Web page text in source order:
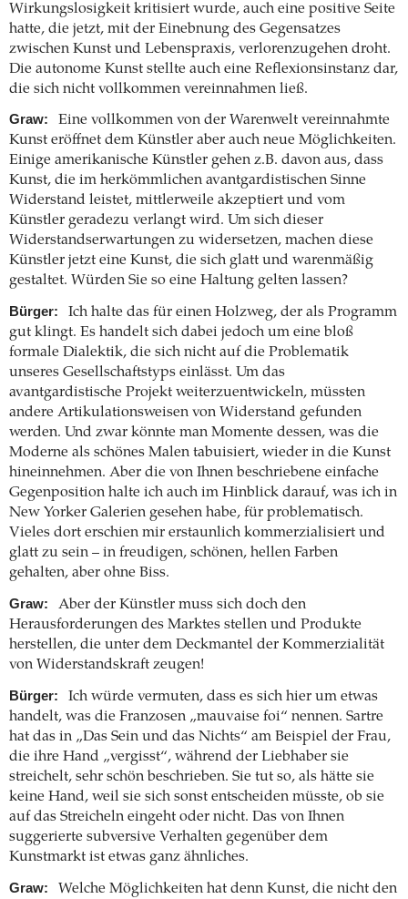
Wirkungslosigkeit kritisiert wurde, auch eine positive Seite
hatte, die jetzt, mit der Einebnung des Gegensatzes
zwischen Kunst und Lebenspraxis, verlorenzugehen droht.
Die autonome Kunst stellte auch eine Reflexionsinstanz dar,
die sich nicht vollkommen vereinnahmen ließ.
Graw:
Eine vollkommen von der Warenwelt vereinnahmte
Kunst eröffnet dem Künstler aber auch neue Möglichkeiten.
Einige amerikanische Künstler gehen z.B. davon aus, dass
Kunst, die im herkömmlichen avantgardistischen Sinne
Widerstand leistet, mittlerweile akzeptiert und vom
Künstler geradezu verlangt wird. Um sich dieser
Widerstandserwartungen zu widersetzen, machen diese
Künstler jetzt eine Kunst, die sich glatt und warenmäßig
gestaltet. Würden Sie so eine Haltung gelten lassen?
Bürger:
Ich halte das für einen Holzweg, der als Programm
gut klingt. Es handelt sich dabei jedoch um eine bloß
formale Dialektik, die sich nicht auf die Problematik
unseres Gesellschaftstyps einlässt. Um das
avantgardistische Projekt weiterzuentwickeln, müssten
andere Artikulationsweisen von Widerstand gefunden
werden. Und zwar könnte man Momente dessen, was die
Moderne als schönes Malen tabuisiert, wieder in die Kunst
hineinnehmen. Aber die von Ihnen beschriebene einfache
Gegenposition halte ich auch im Hinblick darauf, was ich in
New Yorker Galerien gesehen habe, für problematisch.
Vieles dort erschien mir erstaunlich kommerzialisiert und
glatt zu sein – in freudigen, schönen, hellen Farben
gehalten, aber ohne Biss.
Graw:
Aber der Künstler muss sich doch den
Herausforderungen des Marktes stellen und Produkte
herstellen, die unter dem Deckmantel der Kommerzialität
von Widerstandskraft zeugen!
Bürger:
Ich würde vermuten, dass es sich hier um etwas
handelt, was die Franzosen „mauvaise foi“ nennen. Sartre
hat das in „Das Sein und das Nichts“ am Beispiel der Frau,
die ihre Hand „vergisst“, während der Liebhaber sie
streichelt, sehr schön beschrieben. Sie tut so, als hätte sie
keine Hand, weil sie sich sonst entscheiden müsste, ob sie
auf das Streicheln eingeht oder nicht. Das von Ihnen
suggerierte subversive Verhalten gegenüber dem
Kunstmarkt ist etwas ganz ähnliches.
Graw: Welche Möglichkeiten hat denn Kunst, die nicht den